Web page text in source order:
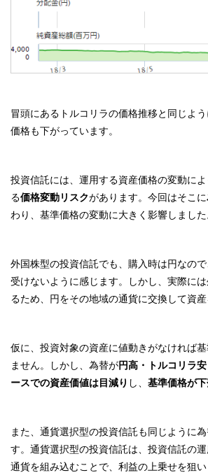
冒頭にあるトルコリラの価格推移と同じよ
価格も下がっています。
投資信託には、運用する資産価格の変動に
る価格変動リスクがあります。今回はそこに
わり、基準価格の変動に大きく影響しました
外国株型の投資信託でも、購入時は円なの
受けないように感じます。しかし、実際に
るため、円をその地域の通貨に交換して資産
仮に、投資対象の資産に値動きがなければ
ません。しかし、為替が円高・トルコリラ安
ースでの資産価値は目減り し、 基準価格が
また、通貨選択型の投資信託も同じように
す。通貨選択型の投資信託は、投資信託の
通貨を組み込むことで、利益の上乗せを狙い